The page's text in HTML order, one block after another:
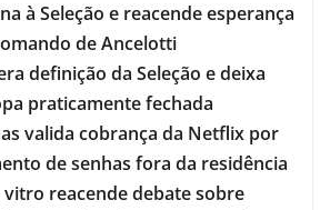
à Seleção e reacende esperança
de Ancelotti
definição da Seleção e deixa
praticamente fechada
valida cobrança da Netflix por
de senhas fora da residência
vitro reacende debate sobre